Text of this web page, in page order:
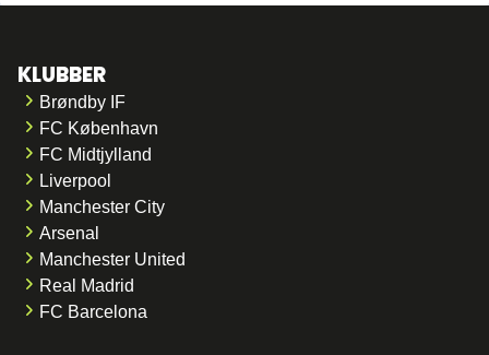
KLUBBER
Brøndby IF
FC København
FC Midtjylland
Liverpool
Manchester City
Arsenal
Manchester United
Real Madrid
FC Barcelona